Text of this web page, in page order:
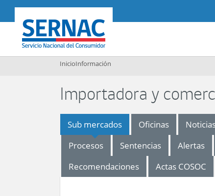
SERNAC
InicioInformación
Importadora y
Sub mercados Oficinas
Procesos
Sentencias Alertas
Recomendaciones
Actas COSOC